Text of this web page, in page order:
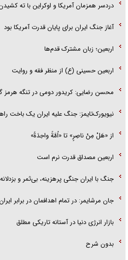
دردسر همزمان آمریکا و اوکراین با ته
آغاز جنگ ایران برای پایان قدرت آمریکا بود
اربعین؛ زبان مشترک قدم‌ها
اربعین حسینی (ع) از منظر فقه و روایت
محسن رضایی: کریدور دومی در تنگه هرمز
نیویورک‌تایمز: جنگ علیه ایران یک باخت
از «هَلْ مِنْ ناصِرٍ» تا «اُمَّةً واحِدَةً»
اربعین مصداق قدرت نرم است
جنگ با ایران جنگی پرهزینه، بی‌ثمر و
جان مرشایمر: در تمام اهدافمان در برابر
بازار انرژی دنیا در آستانه تاریکی مطلق
بدون شرح